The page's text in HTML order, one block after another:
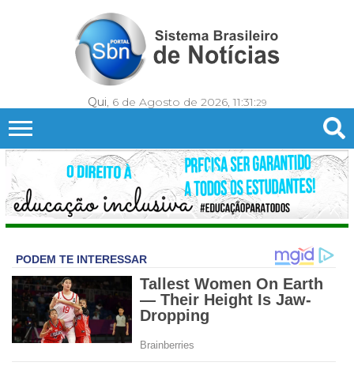
Qui, 6 de Agosto de 2026, 11:31:32